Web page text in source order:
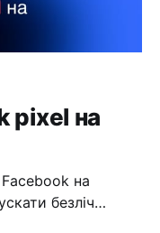
pixel на
на
безліч